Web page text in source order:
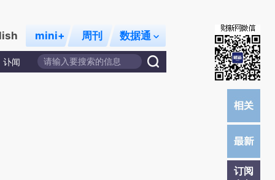
mini+ 周刊 数据通
讣闻
订阅